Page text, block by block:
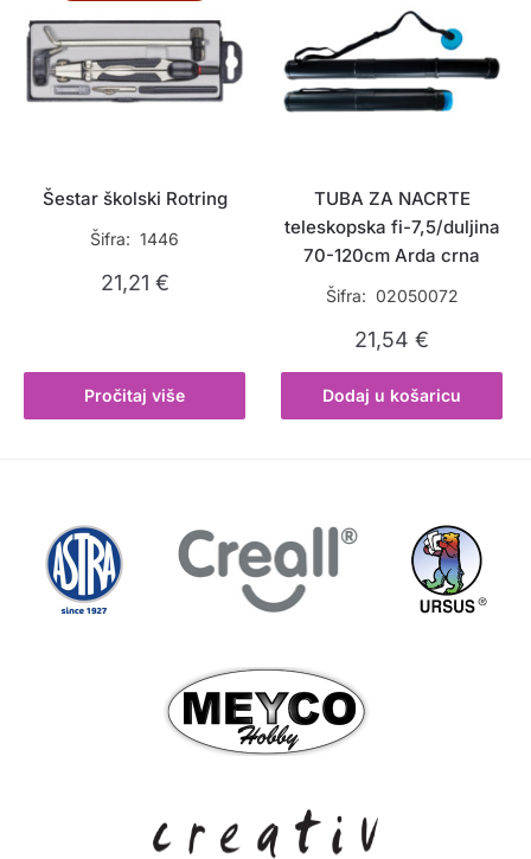
Šestar školski Rotring
Šifra: 1446
21,21 €
Pročitaj više
TUBA ZA NACRTE
teleskopska fi-7,5/duljina
70-120cm Arda crna
Šifra: 02050072
21,54€
Dodaj u košaricu